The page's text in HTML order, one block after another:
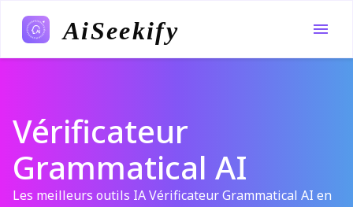
AiSeekify
Vérificateur
Grammatical AI
Les meilleurs outils IA Vérificateur Grammatical AI en